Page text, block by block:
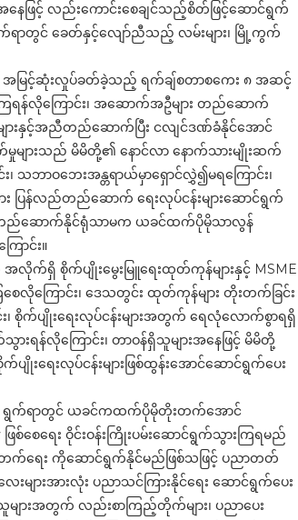
ေဖြင့် လည်းကောင်းစေချင်သည့်စိတ်ဖြင့်ဆောင်ရွက်
ရွက်ရာတွင် ခေတ်နှင့်လျော်ညီသည့် လမ်းများ၊ မြို့ကွက်
အမြင့်ဆုံးလှုပ်ခတ်ခဲ့သည့် ရက်ချ်စတာစကေး ၈ အဆင့်
န်လိုကြောင်း၊ အဆောက်အဦများ တည်ဆောက်
ားနှင့်အညီတည်ဆောက်ပြီး ငလျင်ဒဏ်ခံနိုင်အောင်
ျားသည် မိမိတို့၏ နောင်လာ နောက်သားမျိုးဆက်
သဘာဝဘေးအန္တရာယ်မှာရှောင်လွှဲ၍မရကြောင်း၊
ြန်လည်တည်ဆောက် ရေးလုပ်ငန်းများဆောင်ရွက်
ထိုးတည်ဆောက်နိုင်ရုံသာမက ယခင်ထက်ပိုမိုသာလွန်
ာင်း။
က်ရှိ စိုက်ပျိုးမွေးမြူရေးထုတ်ကုန်များနှင့် MSME
ကြောင်း၊ ဒေသတွင်း ထုတ်ကုန်များ တိုးတက်ခြင်း
၊ စိုက်ပျိုးရေးလုပ်ငန်းများအတွက် ရေလုံလောက်စွာရရှိ
ားရန်လိုကြောင်း၊ တာဝန်ရှိသူများအနေဖြင့် မိမိတို့
ေးလုပ်ငန်းများဖြစ်ထွန်းအောင်ဆောင်ရွက်ပေး
င် ရွက်ရာတွင် ယခင်ကထက်ပိုမိုတိုးတက်အောင်
ဖြစ်စေရေး ဝိုင်းဝန်းကြိုးပမ်းဆောင်ရွက်သွားကြရမည်
းတက်ရေး ကိုဆောင်ရွက်နိုင်မည်ဖြစ်သဖြင့် ပညာတတ်
ျားအားလုံး ပညာသင်ကြားနိုင်ရေး ဆောင်ရွက်ပေး
ျားအတွက် လည်းစာကြည့်တိုက်များ၊ ပညာပေး